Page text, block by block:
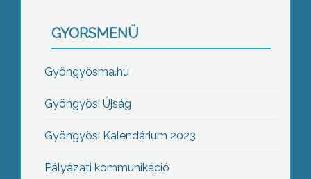
GYORSMENÜ
Gyöngyösma.hu
Gyöngyösi Újság
Gyöngyösi Kalendárium 2023
Pályázati kommunikáció